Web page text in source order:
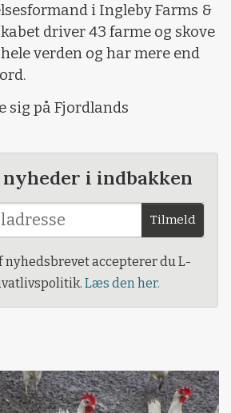
i Ingleby Farms &
driver 43 farme og skove
verden og har mere end
sig på Fjordlands
nyheder i indbakken
Tilmeld
accepterer du L-
Læs den her.